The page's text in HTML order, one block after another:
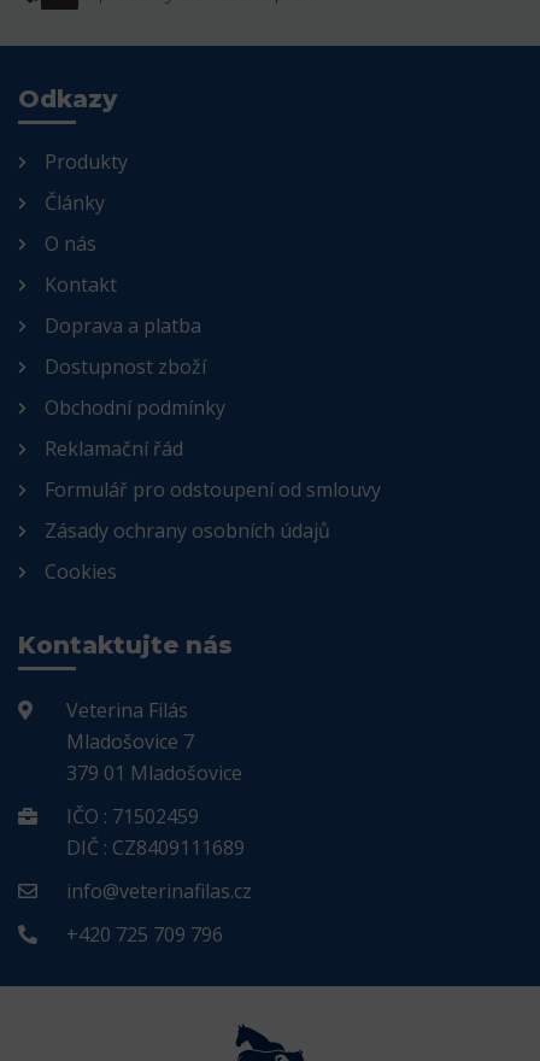
Odkazy
Produkty
Články
O nás
Kontakt
Doprava a platba
Dostupnost zboží
Obchodní podmínky
Reklamační řád
Formulář pro odstoupení od smlouvy
Zásady ochrany osobních údajů
Cookies
Kontaktujte nás
Veterina Filás
Mladošovice 7
379 01 Mladošovice
IČO : 71502459
DIČ : CZ8409111689
info@veterinafilas.cz
+420 725 709 796